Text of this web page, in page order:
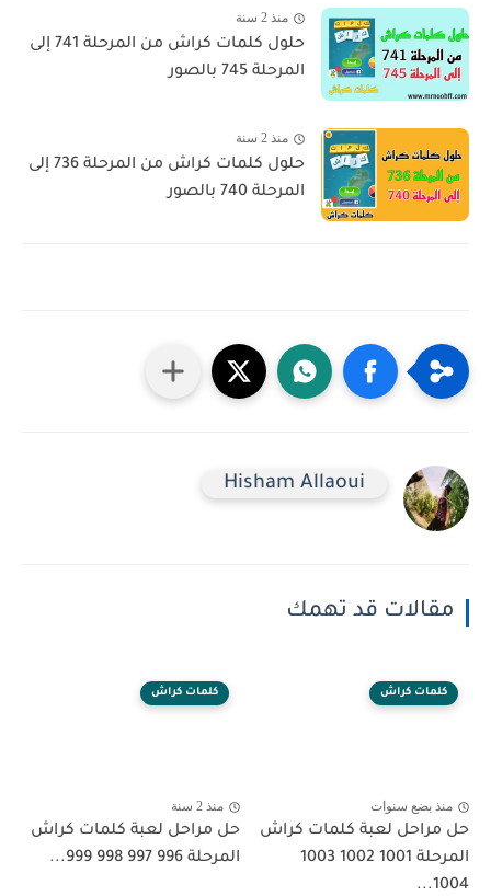
منذ 2 سنة
حلول كلمات كراش من المرحلة 741 إلى
المرحلة 745 بالصور
منذ 2 سنة
حلول كلمات كراش من المرحلة 736 إلى
المرحلة 740 بالصور
Hisham Allaoui
مقالات قد تهمك
كلمات كراش
منذ بضع سنوات
حل مراحل لعبة كلمات كراش
المرحلة 1001 1002 1003
1004...
كلمات كراش
منذ 2 سنة
حل مراحل لعبة كلمات كراش
المرحلة 996 997 998 999...